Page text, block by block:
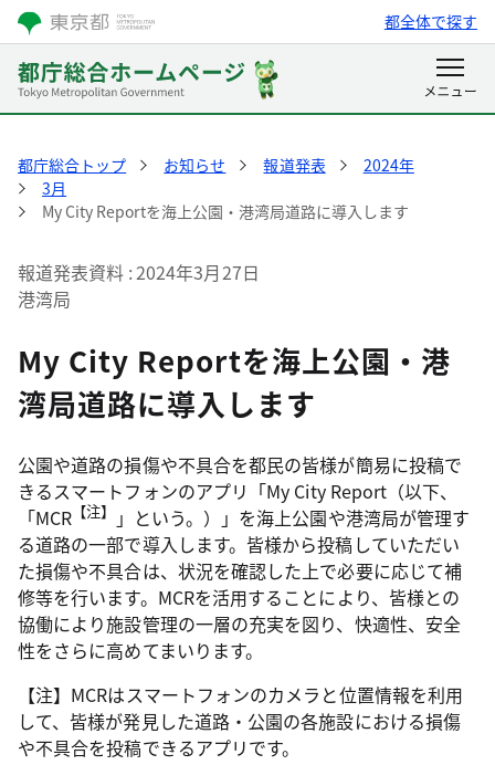
都全体で探す
都庁総合トップ お知らせ 報道発表
2024年
3月
My City Reportを海上公園・港湾局道路に導入します
報道発表資料 2024年3月27日
港湾局
My City Reportを海上公園・港
湾局道路に導入します
公園や道路の損傷や不具合を都民の皆様が簡易に投稿で
きるスマートフォンのアプリ「My City Report（以下、
「MCR 【注】
」という。）」を海上公園や港湾局が管理す
る道路の一部で導入します。皆様から投稿していただい
た損傷や不具合は、状況を確認した上で必要に応じて補
修等を行います。MCRを活用することにより、皆様との
協働により施設管理の一層の充実を図り、快適性、安全
性をさらに高めてまいります。
【注】MCRはスマートフォンのカメラと位置情報を利用
して、皆様が発見した道路・公園の各施設における損傷
や不具合を投稿できるアプリです。